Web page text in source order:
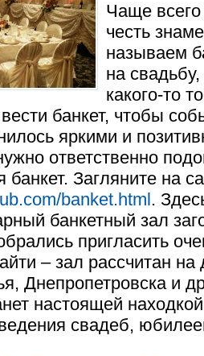
Чаще всего
честь
называем
на
какого-то
банкет, чтобы
яркими и
ответственно
банкет. Загляните на
banket.html.
банкетный зал
пригласить
– зал рассчитан
Днепропетровска и
настоящей
свадеб,